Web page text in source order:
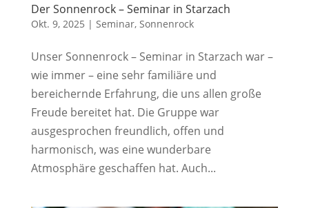
Der Sonnenrock – Seminar in Starzach
Okt. 9, 2025 | Seminar, Sonnenrock
Unser Sonnenrock – Seminar in Starzach war –
wie immer – eine sehr familiäre und
bereichernde Erfahrung, die uns allen große
Freude bereitet hat. Die Gruppe war
ausgesprochen freundlich, offen und
harmonisch, was eine wunderbare
Atmosphäre geschaffen hat. Auch...